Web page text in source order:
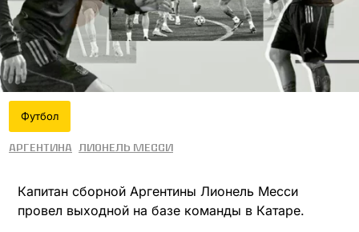
Футбол
Аргентина Лионель Месси
Капитан сборной Аргентины Лионель Месси
провел выходной на базе команды в Катаре.